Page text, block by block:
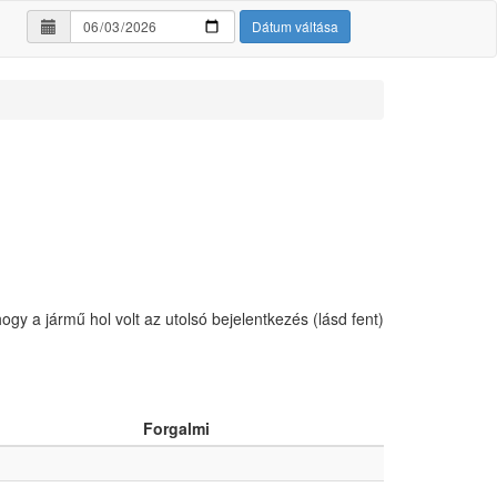
Dátum váltása
a jármű hol volt az utolsó bejelentkezés (lásd fent)
Forgalmi